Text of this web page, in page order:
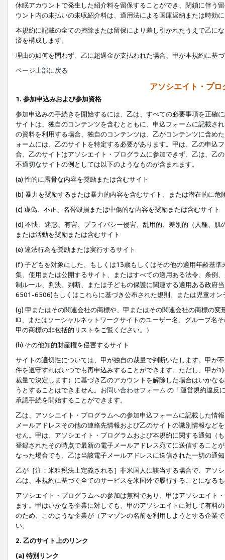
休眠アカウントで発生した紹介料を留保することができ、閉鎖に伴う
ウント内の未払いの未収紹介料は、適用法による国庫返納または時効
本規約に記載の全ての控除または留保により差し引かれたうえで乙に
済を構成します。
理由の如何を問わず、乙に超過金が支払われた場合、甲が本規約に基
ページ上部に戻る
アソシエイト・プ
1. 参加申込みおよび参加資格
参加申込みの手続きを開始するには、乙は、すべての必要事項を正確
サイトは、独自のコンテンツを含むとともに、申込フォームに記載さ
の資料を利用する場合、独自のコンテンツは、乙がコンテンツに含め
ォームには、乙のサイトを特定する必要があります。甲は、乙の申込
合、乙のサイトはアソシエイト・プログラムに参加できず、乙は、乙
不適切なサイトの例としては以下のようなものが含まれます。
(a) 性的に露骨な内容を奨励または含むサイト
(b) 暴力を奨励するまたは暴力的内容を含むサイト、または潜在的に
(c) 虚偽、不正、名誉毀損または中傷的な内容を奨励または含むサイト
(d) 不快、迷惑、有害、プライバシー侵害、乱用的、差別的（人種、
または活動を奨励または含むサイト
(e) 違法行為を奨励または実行するサイト
(f) 子どもを対象にした、もしくは13歳もしくはその他の適用年齢基
集、使用または公開するサイト、またはすべての適用ある法令、条例
制ルール、判決、判断、または子どもの保護に関連する適用ある政府
6501-6506)もしくはこれらに基づき公布された規則、または児童オン
(g) 甲またはその関連会社の商標や、甲またはその関連会社の商標の
ID、またはソーシャルネットワークサイトのユーザー名、グループ名
甲の商標の非包括的リストをご覧ください。）
(h) その他知的財産権を侵害するサイト
サイトの適切性については、甲が独自の裁量で判断いたします。甲が
件を遵守すればいつでも再申込みすることができます。ただし、甲が
裁量で決定します）に基づき乙のアカウントを解除した場合はいかな
うとすることはできません。 お問い合わせフォーム の「運営規約違反
承認手続を開始することができます。
乙は、アソシエイト・プログラムへの参加申込フォームに記載した情
メールアドレスその他の連絡先情報および乙のサイトの識別情報など
せん。甲は、アソシエイト・プログラムおよび本規約に関する通知（
登録されたその時点で最新の電子メールアドレス宛てに送信すること
なった場合でも、乙は当該電子メールアドレスに送信された一切の通
乙が［注：米租税法上定義される］非米国人に該当する場合で、アソ
乙は、本規約に基づく全てのサービスを米国外で履行することになる
アソシエイト・プログラムへの参加は無料であり、甲はアソシエイト
ます。甲はいかなる企業に対しても、甲のアソシエイトに対して有料
のため、このような企業が（アマゾンの名前を利用しようとする企業
い。
2. 乙のサイト上のリンク
(a) 特別リンク